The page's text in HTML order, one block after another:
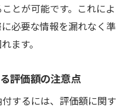
とが可能です。これによ
必要な情報を漏れなく準
ます。
評価額の注意点
するには、評価額に関す